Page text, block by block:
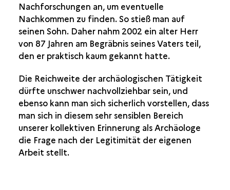
Nachforschungen an, um eventuelle
Nachkommen zu finden. So stieß man auf
seinen Sohn. Daher nahm 2002 ein alter Herr
von 87 Jahren am Begräbnis seines Vaters teil,
den er praktisch kaum gekannt hatte.
Die Reichweite der archäologischen Tätigkeit
dürfte unschwer nachvollziehbar sein, und
ebenso kann man sich sicherlich vorstellen, dass
man sich in diesem sehr sensiblen Bereich
unserer kollektiven Erinnerung als Archäologe
die Frage nach der Legitimität der eigenen
Arbeit stellt.